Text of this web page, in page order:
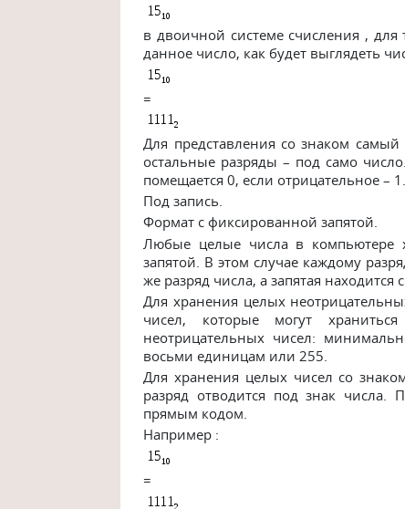
в двоичной системе счисления ,
данное число, как будет выглядеть
=
Для представления со знаком
остальные разряды – под само
помещается 0, если отрицательное – 1.
Под запись.
Формат с фиксированной запятой.
Любые целые числа в компьютере
запятой. В этом случае каждому
же разряд числа, а запятая находится
Для хранения целых
чисел, которые могут
неотрицательных чисел:
восьми единицам или 255.
Для хранения целых чисел со
разряд отводится под знак числа.
прямым кодом.
Например :
=